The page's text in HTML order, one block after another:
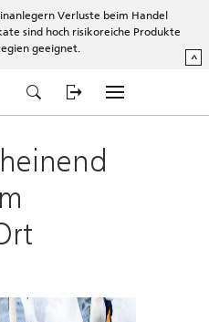
Verluste beim Handel
sind hoch risikoreiche Produkte
geeignet.
^